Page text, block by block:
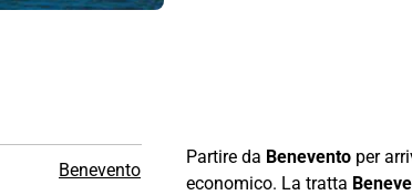
Benevento
Partire da Benevento per
economico. La tratta